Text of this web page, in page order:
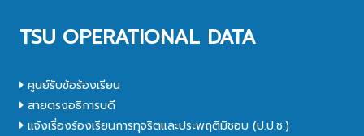
TSU OPERATIONAL DATA
ศูนย์รับข้อร้องเรียน
สายตรงอธิการบดี
แจ้งเรื่องร้องเรียนการทุจริตและประพฤติมิชอบ (ป.ป.ช.)